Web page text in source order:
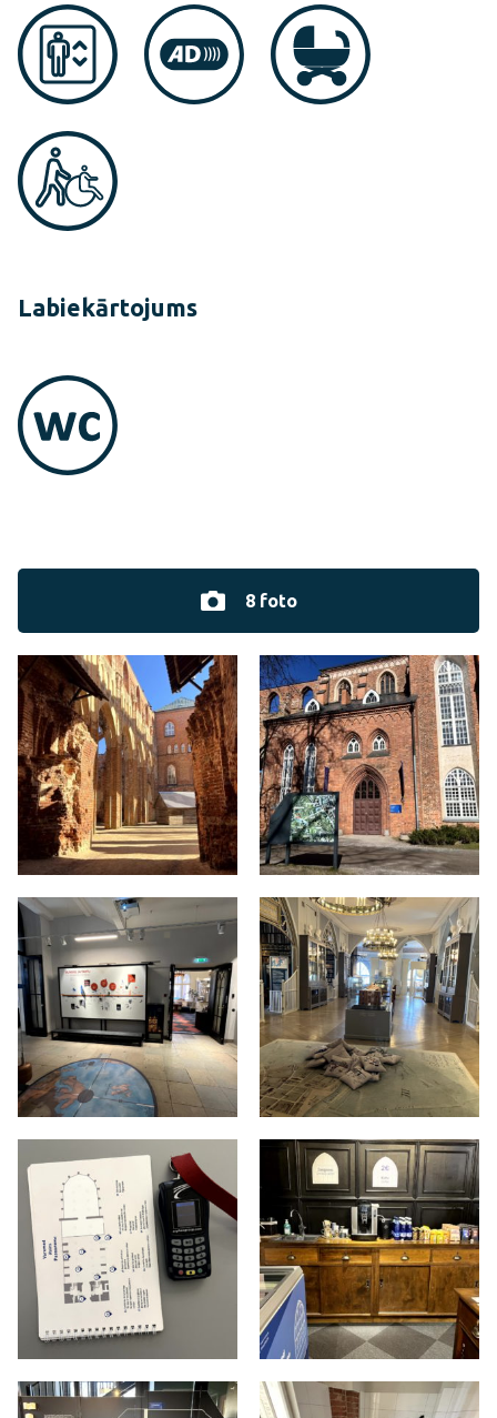
Labiekārtojums
8 foto